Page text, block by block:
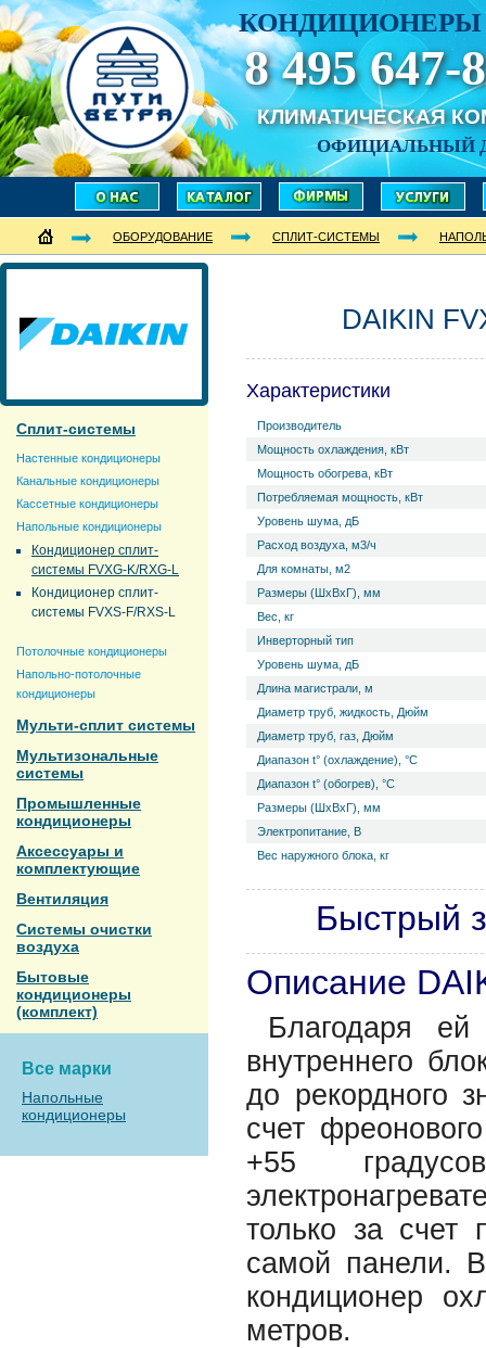
КОНДИЦИОНЕРЫ
8 495 647-
КЛИМАТИЧЕСКАЯ
ОФИЦИАЛЬНЫЙ
ОБОРУДОВАНИЕ СПЛИТ-СИСТЕМЫ
Сплит-системы
Настенные кондиционеры
Канальные кондиционеры
Кассетные кондиционеры
Напольные кондиционеры
Кондиционер сплит-
системы FVXG-K/RXG-L
Кондиционер сплит-
системы FVXS-F/RXS-L
Потолочные кондиционеры
Напольно-потолочные
кондиционеры
Мульти-сплит системы
Мультизональные
системы
Промышленные
кондиционеры
Аксессуары и
комплектующие
Вентиляция
Системы очистки
воздуха
Бытовые
кондиционеры
(комплект)
Все марки
Напольные
кондиционеры
DAIKIN
Характеристики
Производитель
Мощность охлаждения, кВт
Мощность обогрева, кВт
Потребляемая мощность, кВт
Уровень ш­ума, дБ
Расход воздуха, м3/ч
Для комнаты, м2
Размеры (ШхВхГ), мм
Вес, кг
Инверторный тип
Уровень ш­ума, дБ
Длина магистрали, м
Диаметр труб, жидкость, Дюйм
Диаметр труб, газ, Дюйм
Диапазон t° (охлаждение), °С
Диапазон t° (обогрев), °С
Размеры (ШхВхГ), мм
Электропитание, В
Вес наружного блока, кг
Быстрый
Описание
Благодаря
внутреннего
до рекордного
счет
+55
только за счет
самой панели.
кондиционер
метров.